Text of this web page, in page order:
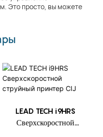
Это просто, вы можете
LEAD TECH i9HRS
Сверхскоростной